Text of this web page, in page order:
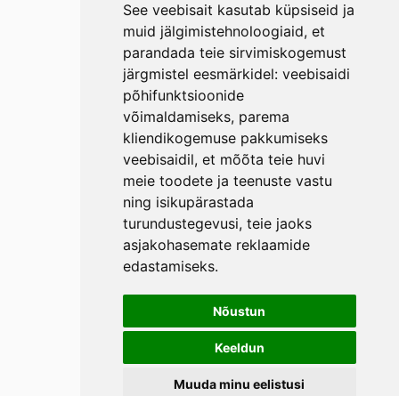
See veebisait kasutab küpsiseid ja
muid jälgimistehnoloogiaid, et
parandada teie sirvimiskogemust
järgmistel eesmärkidel: veebisaidi
põhifunktsioonide
võimaldamiseks, parema
kliendikogemuse pakkumiseks
veebisaidil, et mõõta teie huvi
meie toodete ja teenuste vastu
ning isikupärastada
turundustegevusi, teie jaoks
asjakohasemate reklaamide
edastamiseks.
Nõustun
Keeldun
Muuda minu eelistusi